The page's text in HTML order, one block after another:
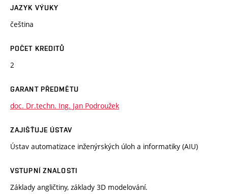
JAZYK VÝUKY
čeština
POČET KREDITŮ
2
GARANT PŘEDMĚTU
doc. Dr.techn. Ing. Jan Podroužek
ZAJIŠŤUJE ÚSTAV
Ústav automatizace inženýrských úloh a informatiky (AIU)
VSTUPNÍ ZNALOSTI
Základy angličtiny, základy 3D modelování.